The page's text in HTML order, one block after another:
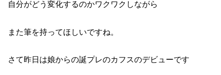
自分がどう変化するのかワクワクしながら
また筆を持ってほしいですね。
さて昨日は娘からの誕プレのカフスのデビューです